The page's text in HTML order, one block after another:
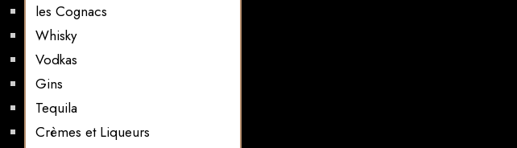
les Cognacs
Whisky
Vodkas
Gins
Tequila
Crèmes et Liqueurs